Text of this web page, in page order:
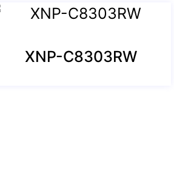
XNP-C8303RW